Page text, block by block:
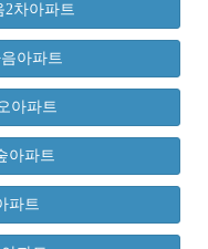
2차아파트
아파트
아파트
아파트
파트